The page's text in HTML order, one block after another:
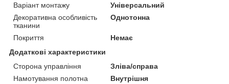
Варіант монтажу
Універсальний
Декоративна особливість
тканини
Однотонна
Покриття
Немає
Додаткові характеристики
Сторона управління
Зліва/справа
Намотування полотна
Внутрішня